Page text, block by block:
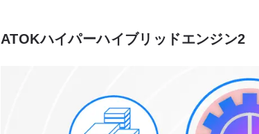
ATOKハイパーハイブリッドエンジン2